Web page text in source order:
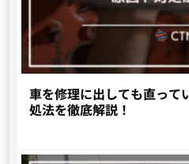
車を修理に出しても直って
処法を徹底解説！